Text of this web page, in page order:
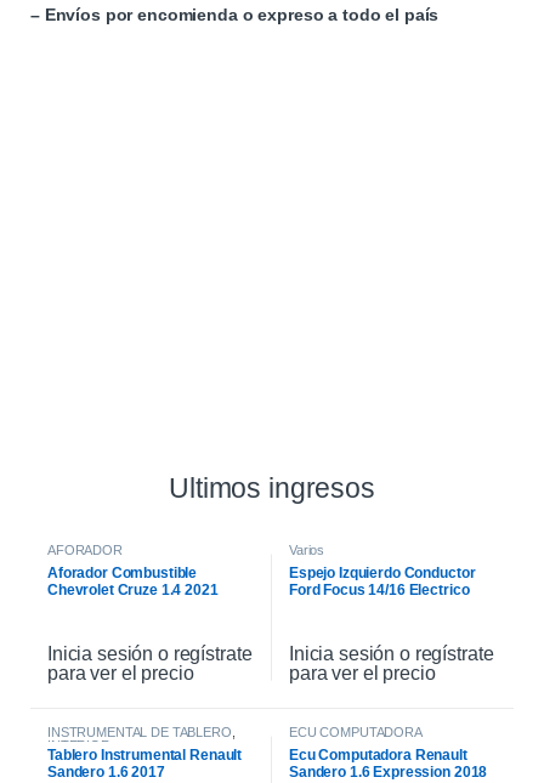
– Envíos por encomienda o expreso a todo el país
Ultimos ingresos
AFORADOR
Aforador Combustible
Chevrolet Cruze 1.4 2021
Inicia sesión o regístrate
para ver el precio
Varios
Espejo Izquierdo Conductor
Ford Focus 14/16 Electrico
Inicia sesión o regístrate
para ver el precio
INSTRUMENTAL DE TABLERO,
INTERIOR
Tablero Instrumental Renault
Sandero 1.6 2017
ECU COMPUTADORA
Ecu Computadora Renault
Sandero 1.6 Expression 2018